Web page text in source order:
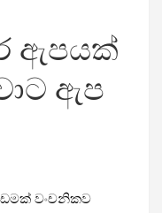
ඇපයක්
ඇප
වංචනිකව